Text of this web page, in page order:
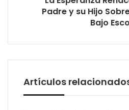
Padre y su Hijo
Bajo
Artículos